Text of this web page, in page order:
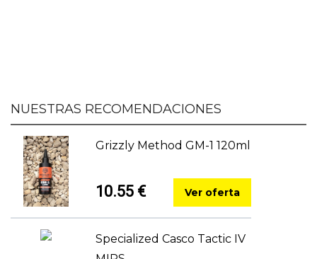
NUESTRAS RECOMENDACIONES
Grizzly Method GM-1 120ml
10.55 € Ver oferta
Specialized Casco Tactic IV